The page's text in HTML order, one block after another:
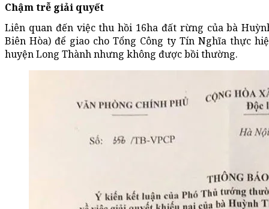
Chậm trễ giải quyết
Liên quan đến việc thu hồi 16ha đất rừng của bà
Biên Hòa) để giao cho Tổng Công ty Tín Nghĩa thực
huyện Long Thành nhưng không được bồi thường.